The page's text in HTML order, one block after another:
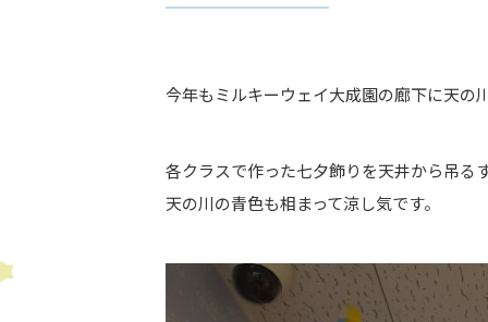
今年もミルキーウェイ大成園の廊下に天の
各クラスで作った七夕飾りを天井から吊る
天の川の青色も相まって涼し気です。